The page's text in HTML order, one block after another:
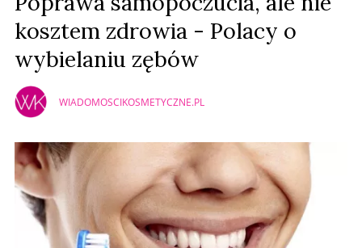
kosztem zdrowia - Polacy o
wybielaniu zębów
WIADOMOSCIKOSMETYCZNE.PL